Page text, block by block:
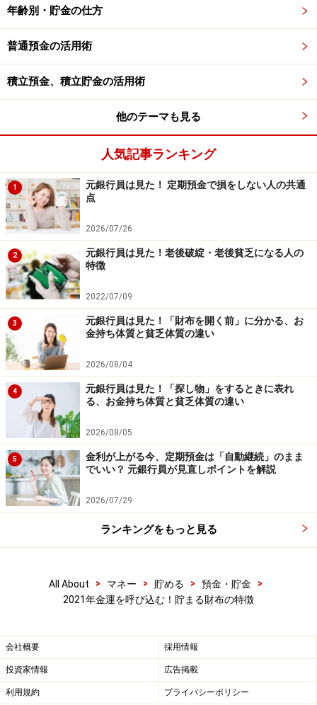
部屋。部屋が散らかっているところに運やツキは回って
きません。余計なレシートやメンバーズカード等は整理
して、運を呼び込みましょう。
【関連記事・動画をチェック！】
2021年金運アップする部屋のポイント
金運が簡単にアップする風水を取り入れた部屋の作
り方
いらないモノを「捨てる」と金運がアップする？
※記事内容は執筆時点のものです。最新の内容をご確認くださ
い。
本記事の内容は一般的な情報提供を目的としており、特定の金融
掲載情報の正確性・完全性については十分に配慮しております
が、その内容を保証するものではなく、これに基づく損失・損害
などについて当社は一切の責任を負いません。
【編集部からのお知らせ】
・「家計」について、アンケート（2026/8/31まで）を実施
中です！
年齢別・貯金の仕方
普通預金の活用術
積立預金、積立貯金の活用術
他のテーマも見る
人気記事ランキング
1
元銀行員は見た！ 定期預金で損をしない人の共通
点
2026/07/26
2
元銀行員は見た！老後破綻・老後貧乏になる人の
特徴
2022/07/09
3
元銀行員は見た！「財布を開く前」に分かる、お
金持ち体質と貧乏体質の違い
2026/08/04
4
元銀行員は見た！「探し物」をするときに表れ
る、お金持ち体質と貧乏体質の違い
2026/08/05
5
金利が上がる今、定期預金は「自動継続」のまま
でいい？ 元銀行員が見直しポイントを解説
2026/07/29
ランキングをもっと見る
All About > マネー > 貯める > 預金・貯金
>
2021年金運を呼び込む！貯まる財布の特徴
会社概要 採用情報
投資家情報 広告掲載
利用規約 プライバシーポリシー